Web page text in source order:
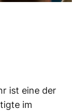
ist eine der
im